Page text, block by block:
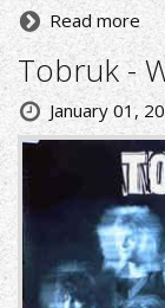
Read more
Tobruk -
January 01,